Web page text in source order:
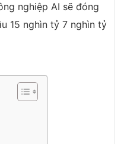
nghiệp AI sẽ đóng
15 nghìn tỷ 7 nghìn tỷ